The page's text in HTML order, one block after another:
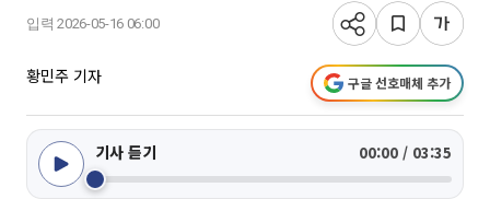
입력 2026-05-16 06:00
황민주 기자 구글 선호매체 추가
기사 듣기 00:00 / 03:35